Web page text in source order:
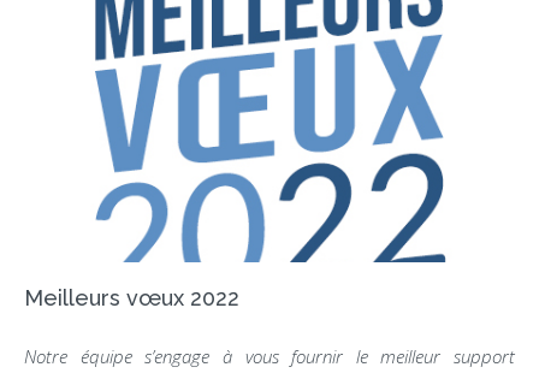
Meilleurs vœux 2022
Notre équipe s’engage à vous fournir le meilleur support